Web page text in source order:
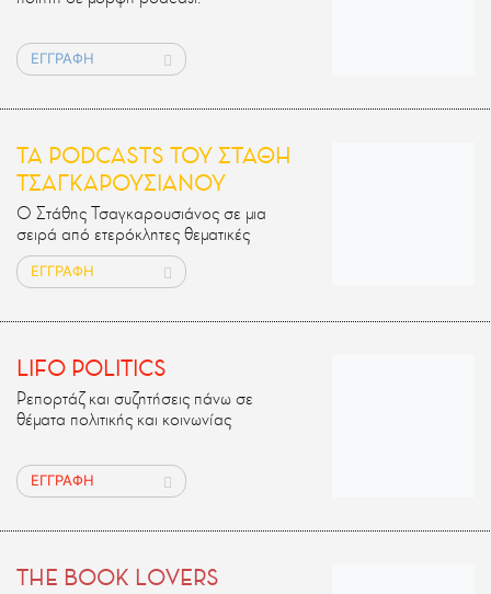
ΕΓΓΡΑΦΗ
ΤΑ PODCASTS ΤΟΥ ΣΤΑΘΗ
ΤΣΑΓΚΑΡΟΥΣΙΑΝΟΥ
Ο Στάθης Τσαγκαρουσιάνος σε μια
σειρά από ετερόκλητες θεματικές
ΕΓΓΡΑΦΗ
LIFO POLITICS
Ρεπορτάζ και συζητήσεις πάνω σε
θέματα πολιτικής και κοινωνίας
ΕΓΓΡΑΦΗ
THE BOOK LOVERS